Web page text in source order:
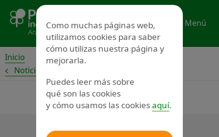
contenido
Menú
Inicio
Noticias
Como muchas páginas web,
utilizamos cookies para saber
cómo utilizas nuestra página y
mejorarla.
Puedes leer más sobre
qué son las cookies
y cómo usamos las cookiesaquí.